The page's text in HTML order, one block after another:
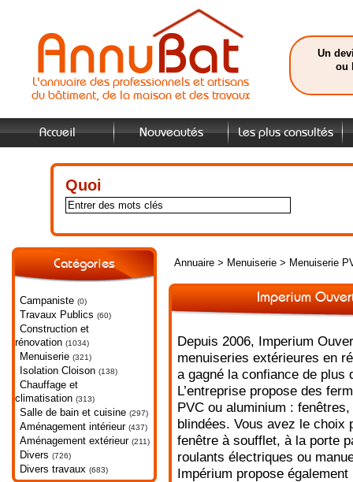
L'annuaire des professionnels et artisans
du bâtiment, de la maison et des travaux
Un
ou
Accueil Nouveautés Les plus consultés
Quoi
Catégories
Campaniste (0)
Travaux Publics (60)
Construction et
rénovation (1034)
Menuiserie (321)
Isolation Cloison (138)
Chauffage et
climatisation (313)
Salle de bain et cuisine (297)
Aménagement intérieur (437)
Aménagement extérieur (211)
Divers (726)
Divers travaux (683)
Annuaire > Menuiserie > Menuiserie
Imperium
Depuis 2006, Imperium
menuiseries extérieures en
a gagné la confiance de plus
L’entreprise propose des
PVC ou aluminium :
blindées. Vous avez le choix
fenêtre à soufflet, à la porte
roulants électriques ou
Impérium propose